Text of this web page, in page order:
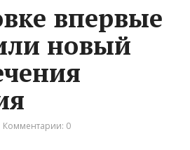
впервые
новый
Комментарии: 0